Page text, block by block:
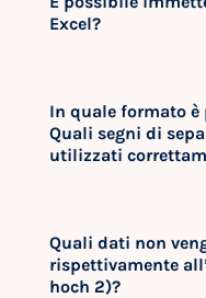
Excel?
In quale formato
Quali segni di
utilizzati
Quali dati non
rispettivamente
hoch 2)?